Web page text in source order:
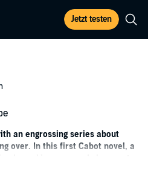
Jetzt testen
an engrossing series about
over. In this first Cabot novel, a
seeking a second chance at
husband's suicide, Colby Cabot-